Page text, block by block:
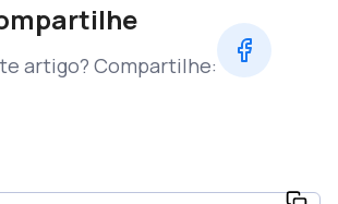
artigo? Compartilhe: